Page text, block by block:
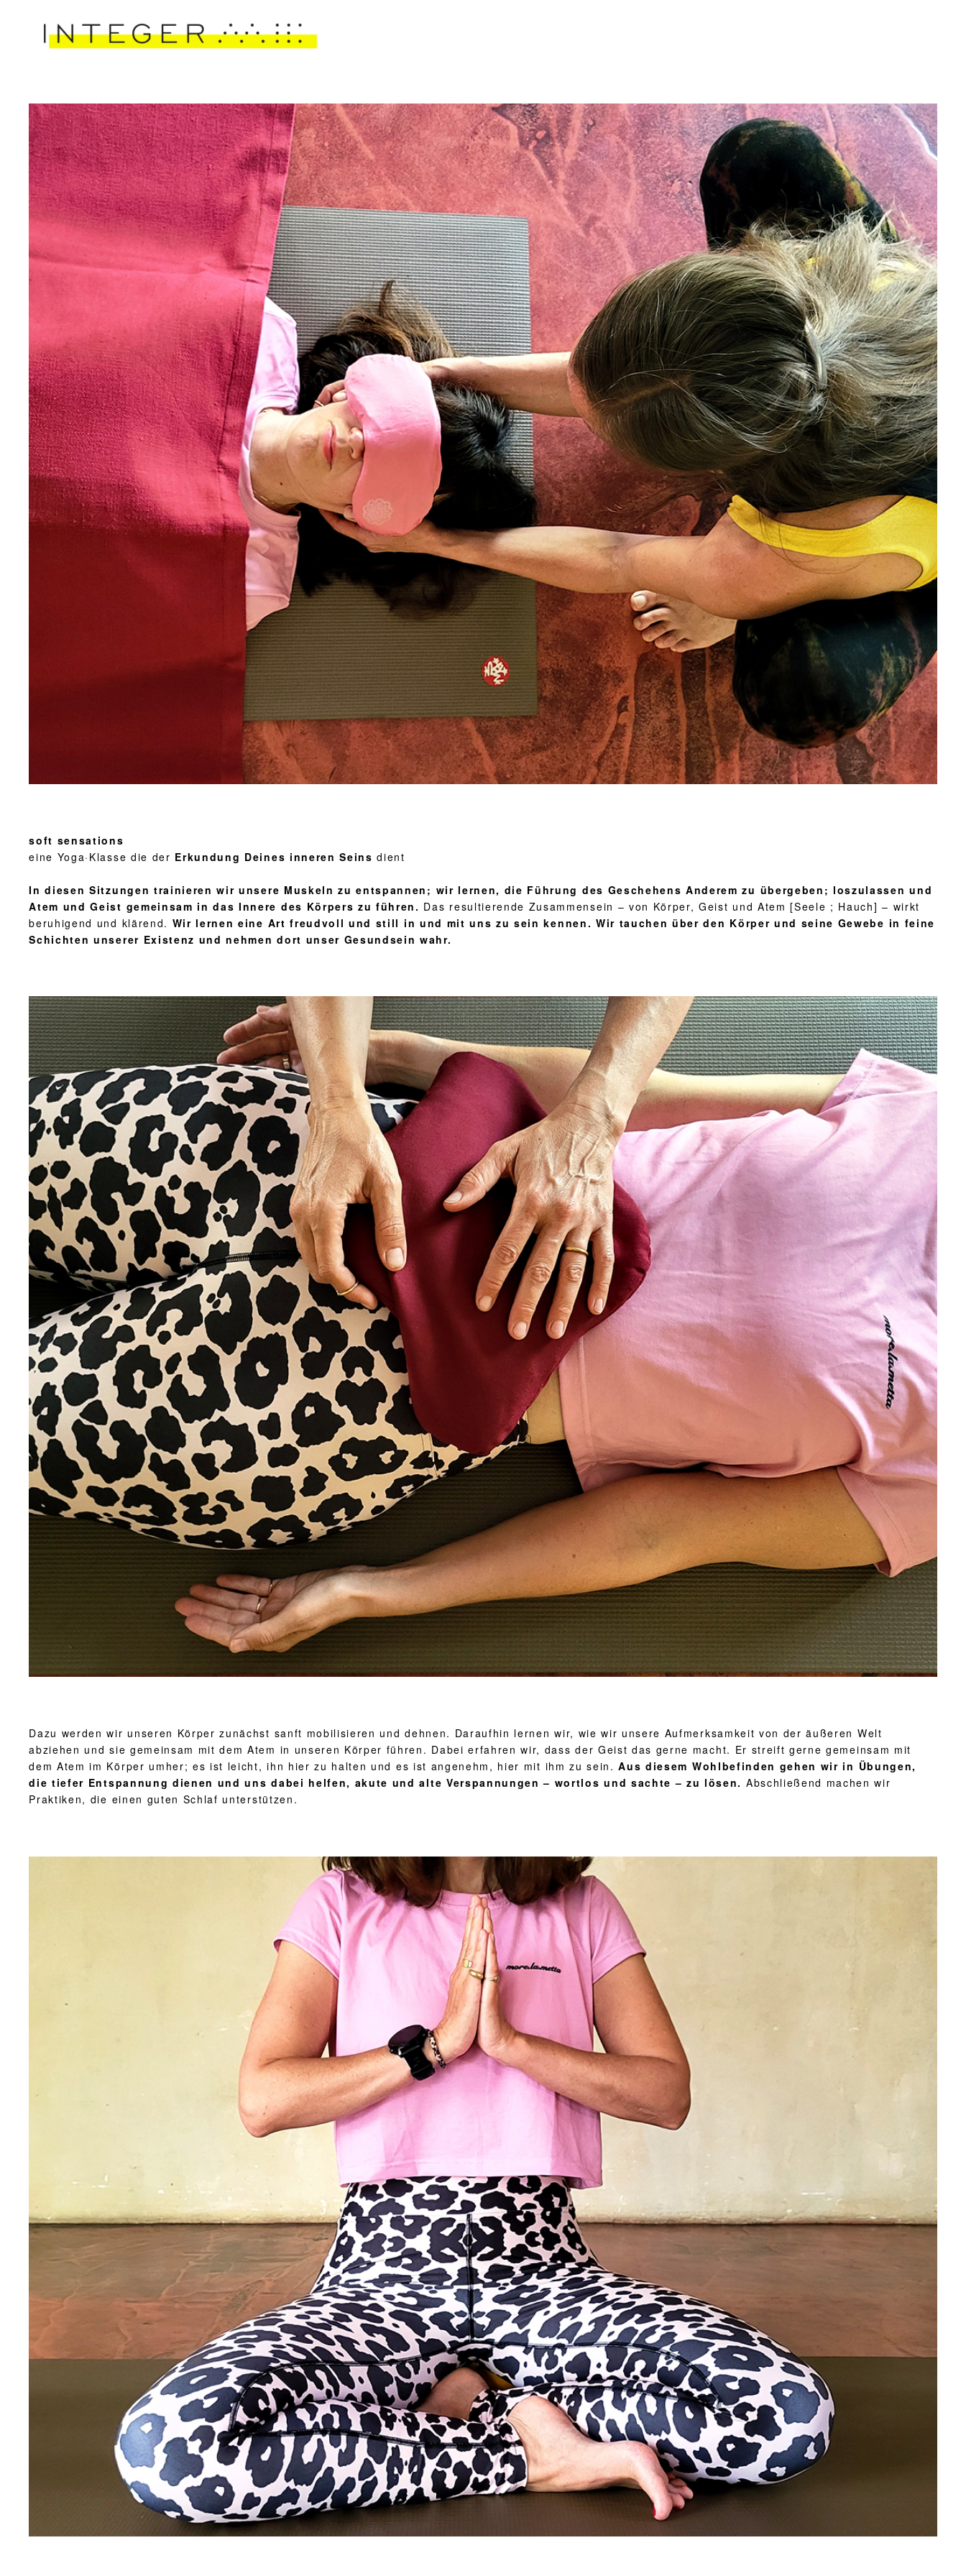
soft sensations
eine Yoga·Klasse die der Erkundung Deines inneren Seins dient
In diesen Sitzungen trainieren wir unsere Muskeln zu entspannen; wir lernen, die Führung des Geschehens Anderem zu übergeben; loszulassen und
Atem und Geist gemeinsam in das Innere des Körpers zu führen. Das resultierende Zusammensein – von Körper, Geist und Atem [Seele ; Hauch] – wirkt
beruhigend und klärend. Wir lernen eine Art freudvoll und still in und mit uns zu sein kennen. Wir tauchen über den Körper und seine Gewebe in feine
Schichten unserer Existenz und nehmen dort unser Gesundsein wahr.
Dazu werden wir unseren Körper zunächst sanft mobilisieren und dehnen. Daraufhin lernen wir, wie wir unsere Aufmerksamkeit von der äußeren Welt
abziehen und sie gemeinsam mit dem Atem in unseren Körper führen. Dabei erfahren wir, dass der Geist das gerne macht. Er streift gerne gemeinsam mit
dem Atem im Körper umher; es ist leicht, ihn hier zu halten und es ist angenehm, hier mit ihm zu sein.Aus diesem Wohlbefinden gehen wir in Übungen,
die tiefer Entspannung dienen und uns dabei helfen, akute und alte Verspannungen – wortlos und sachte – zu lösen. Abschließend machen wir
Praktiken, die einen guten Schlaf unterstützen.